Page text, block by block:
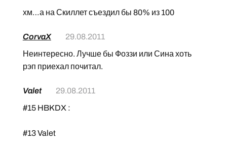
хм…а на Скиллет съездил бы 80% из 100
CorvaX
29.08.2011
Неинтересно. Лучше бы Фоззи или Сина хоть
рэп приехал почитал.
Valet
29.08.2011
#15 HBKDX :
#13 Valet